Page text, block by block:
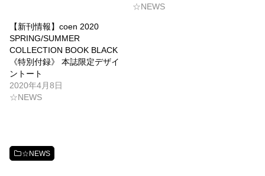
☆NEWS
【新刊情報】coen 2020
SPRING/SUMMER
COLLECTION BOOK BLACK
《特別付録》 本誌限定デザイ
ントート
2020年4月8日
☆NEWS
☆NEWS